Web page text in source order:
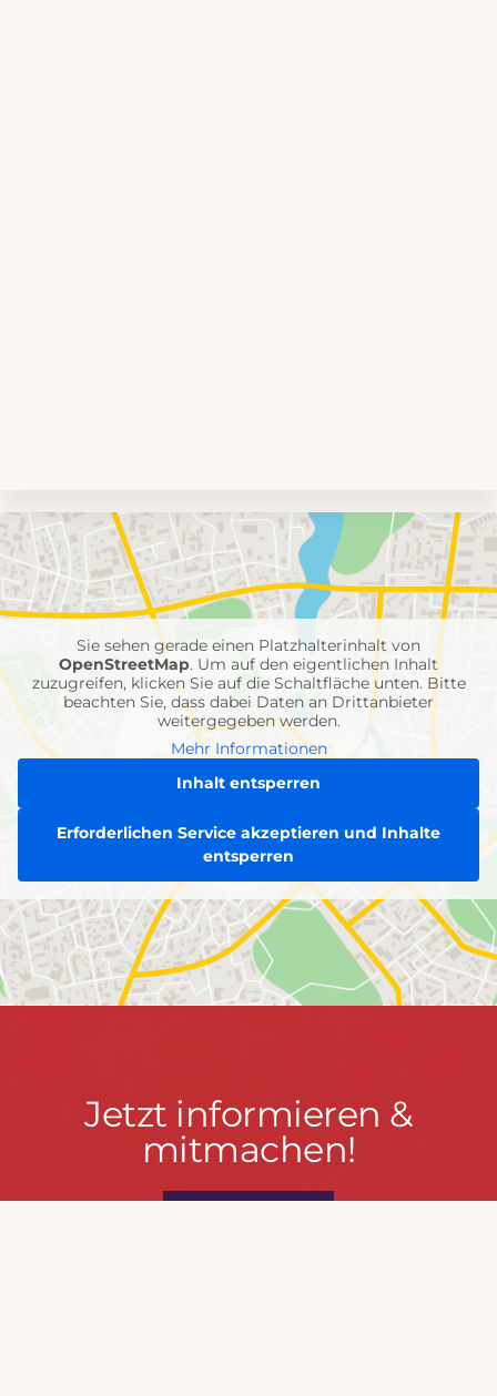
Umgebungskarte
mit
Feuerwehr-
Einheiten
Sie sehen gerade einen Platzhalterinhalt von
OpenStreetMap. Um auf den eigentlichen Inhalt
zuzugreifen, klicken Sie auf die Schaltfläche unten. Bitte
beachten Sie, dass dabei Daten an Drittanbieter
weitergegeben werden.
Mehr Informationen
Inhalt entsperren
Erforderlichen Service akzeptieren und Inhalte
entsperren
Jetzt
informieren
Jetzt informieren &
mitmachen!